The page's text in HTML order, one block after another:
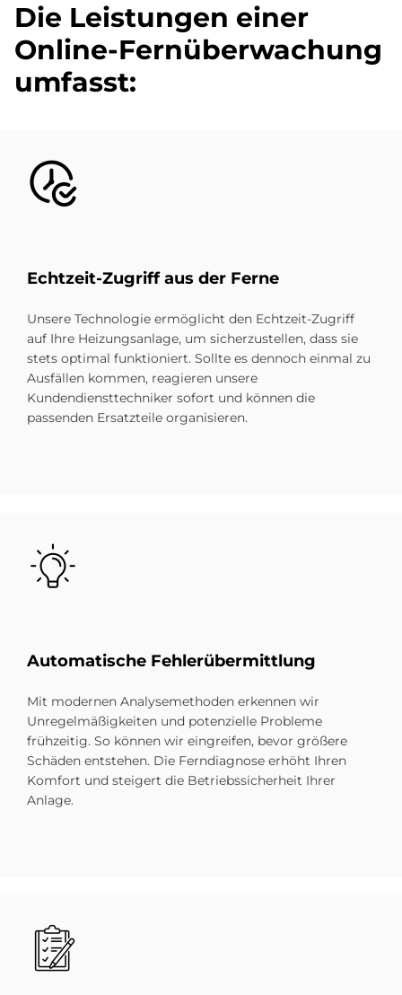
Die Lei­stun­gen ei­ner
On­line-Fern­über­wa­chung
um­fasst:
Bild
Echtzeit-Zugriff aus der Ferne
Unsere Technologie ermöglicht den Echtzeit-Zugriff
auf Ihre Heizungsanlage, um sicherzustellen, dass sie
stets optimal funktioniert. Sollte es dennoch einmal zu
Ausfällen kommen, reagieren unsere
Kundendiensttechniker sofort und können die
passenden Ersatzteile organisieren.
Bild
Automatische Fehlerübermittlung
Mit modernen Analysemethoden erkennen wir
Unregelmäßigkeiten und potenzielle Probleme
frühzeitig. So können wir eingreifen, bevor größere
Schäden entstehen. Die Ferndiagnose erhöht Ihren
Komfort und steigert die Betriebssicherheit Ihrer
Anlage.
Bild